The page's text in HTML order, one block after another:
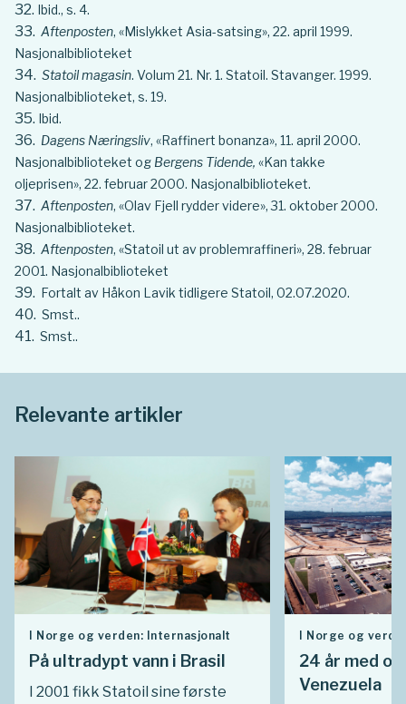
Ibid., s. 4.
Aftenposten, «Mislykket Asia-satsing», 22. april 1999.
Nasjonalbiblioteket
Statoil magasin. Volum 21. Nr. 1. Statoil. Stavanger. 1999.
Nasjonalbiblioteket, s. 19.
Ibid.
Dagens Næringsliv, «Raffinert bonanza», 11. april 2000.
Nasjonalbiblioteket og Bergens Tidende, «Kan takke
oljeprisen», 22. februar 2000. Nasjonalbiblioteket.
Aftenposten, «Olav Fjell rydder videre», 31. oktober 2000.
Nasjonalbiblioteket.
Aftenposten, «Statoil ut av problemraffineri», 28. februar
2001. Nasjonalbiblioteket
Fortalt av Håkon Lavik tidligere Statoil, 02.07.2020.
Smst..
Smst..
Relevante artikler
I Norge og verden: Internasjonalt
På ultradypt vann i Brasil
I 2001 fikk Statoil sine første
I Norge og
24 år med
Venezuela